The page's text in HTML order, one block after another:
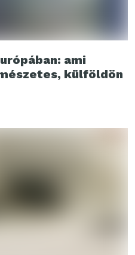
ami
külföldön